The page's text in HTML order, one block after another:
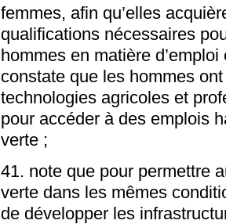
femmes, afin qu’elles
qualifications nécessaires
hommes en matière
constate que les hommes
technologies agricoles et
pour accéder à des emplois
verte ;
41. note que pour permettre
verte dans les mêmes
de développer les